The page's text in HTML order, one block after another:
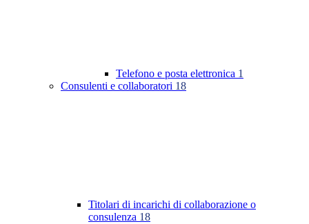
Telefono e posta elettronica 1
Consulenti e collaboratori 18
Titolari di incarichi di collaborazione o
consulenza 18